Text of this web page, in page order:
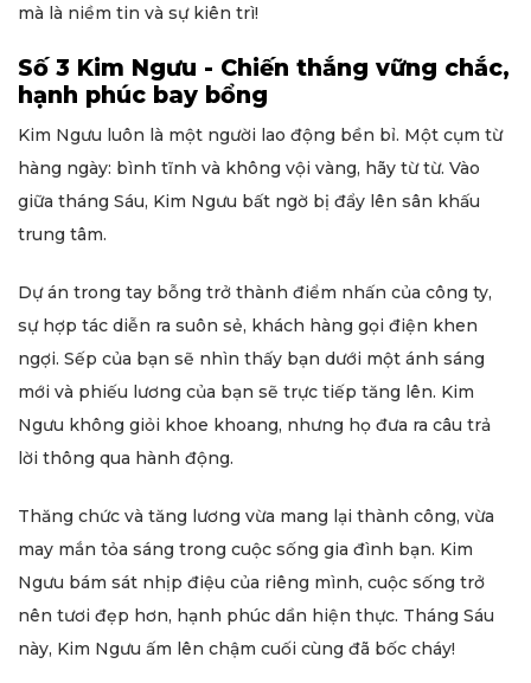
mà là niềm tin và sự kiên trì!
Số 3 Kim Ngưu - Chiến thắng vững chắc,
hạnh phúc bay bổng
Kim Ngưu luôn là một người lao động bền bỉ. Một cụm từ
hàng ngày: bình tĩnh và không vội vàng, hãy từ từ. Vào
giữa tháng Sáu, Kim Ngưu bất ngờ bị đẩy lên sân khấu
trung tâm.
Dự án trong tay bỗng trở thành điểm nhấn của công ty,
sự hợp tác diễn ra suôn sẻ, khách hàng gọi điện khen
ngợi. Sếp của bạn sẽ nhìn thấy bạn dưới một ánh sáng
mới và phiếu lương của bạn sẽ trực tiếp tăng lên. Kim
Ngưu không giỏi khoe khoang, nhưng họ đưa ra câu trả
lời thông qua hành động.
Thăng chức và tăng lương vừa mang lại thành công, vừa
may mắn tỏa sáng trong cuộc sống gia đình bạn. Kim
Ngưu bám sát nhịp điệu của riêng mình, cuộc sống trở
nên tươi đẹp hơn, hạnh phúc dần hiện thực. Tháng Sáu
này, Kim Ngưu ấm lên chậm cuối cùng đã bốc cháy!